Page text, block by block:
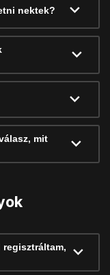
nektek?
mit